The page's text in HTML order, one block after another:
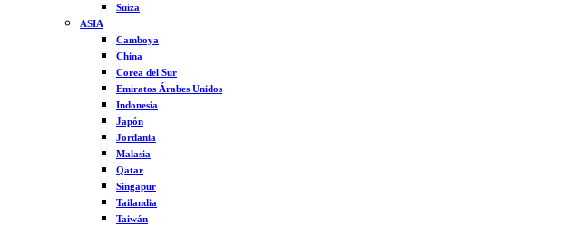
Suiza
ASIA
Camboya
China
Corea del Sur
Emiratos Árabes Unidos
Indonesia
Japón
Jordania
Malasia
Qatar
Singapur
Tailandia
Taiwán